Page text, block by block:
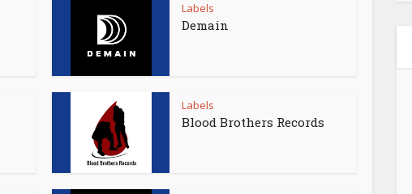
Labels
Demain
Labels
Blood Brothers Records